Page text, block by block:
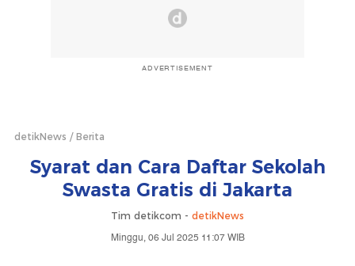
ADVERTISEMENT
detikNews Berita
Syarat dan Cara Daftar Sekolah
Swasta Gratis di Jakarta
Tim detikcom - detikNews
Minggu, 06 Jul 2025 11:07 WIB